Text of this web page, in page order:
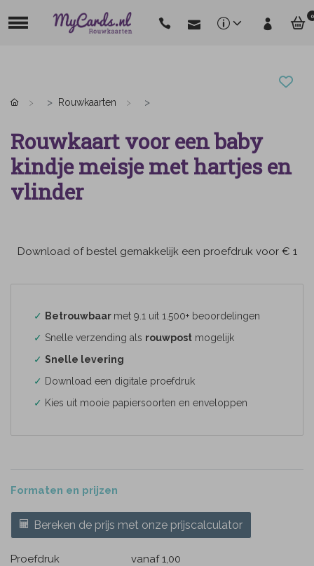
0
Rouwkaarten
Rouwkaart voor een baby
kindje meisje met hartjes en
vlinder
Download of bestel gemakkelijk een proefdruk voor € 1
✓ Betrouwbaar met 9.1 uit 1.500+ beoordelingen
✓ Snelle verzending als rouwpost mogelijk
✓ Snelle levering
✓ Download een digitale proefdruk
✓ Kies uit mooie papiersoorten en enveloppen
Formaten en prijzen
Bereken de prijs met onze prijscalculator
Proefdruk
vanaf 1,00